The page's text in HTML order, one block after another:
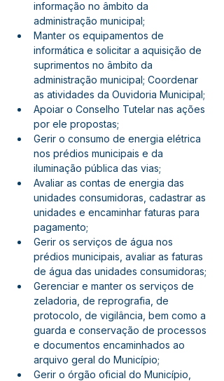
informação no âmbito da
administração municipal;
Manter os equipamentos de
informática e solicitar a aquisição de
suprimentos no âmbito da
administração municipal; Coordenar
as atividades da Ouvidoria Municipal;
Apoiar o Conselho Tutelar nas ações
por ele propostas;
Gerir o consumo de energia elétrica
nos prédios municipais e da
iluminação pública das vias;
Avaliar as contas de energia das
unidades consumidoras, cadastrar as
unidades e encaminhar faturas para
pagamento;
Gerir os serviços de água nos
prédios municipais, avaliar as faturas
de água das unidades consumidoras;
Gerenciar e manter os serviços de
zeladoria, de reprografia, de
protocolo, de vigilância, bem como a
guarda e conservação de processos
e documentos encaminhados ao
arquivo geral do Município;
Gerir o órgão oficial do Município,